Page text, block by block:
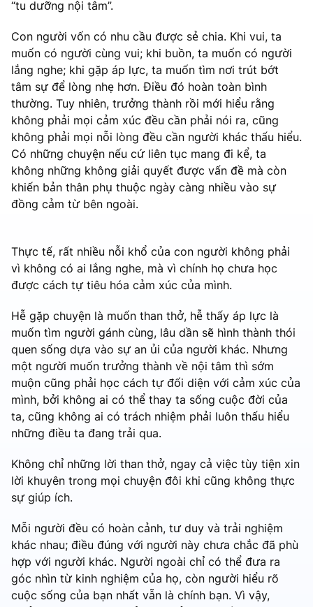
“tu dưỡng nội tâm”.
Con người vốn có nhu cầu được sẻ chia. Khi vui, ta
muốn có người cùng vui; khi buồn, ta muốn có người
lắng nghe; khi gặp áp lực, ta muốn tìm nơi trút bớt
tâm sự để lòng nhẹ hơn. Điều đó hoàn toàn bình
thường. Tuy nhiên, trưởng thành rồi mới hiểu rằng
không phải mọi cảm xúc đều cần phải nói ra, cũng
không phải mọi nỗi lòng đều cần người khác thấu hiểu.
Có những chuyện nếu cứ liên tục mang đi kể, ta
không những không giải quyết được vấn đề mà còn
khiến bản thân phụ thuộc ngày càng nhiều vào sự
đồng cảm từ bên ngoài.
Thực tế, rất nhiều nỗi khổ của con người không phải
vì không có ai lắng nghe, mà vì chính họ chưa học
được cách tự tiêu hóa cảm xúc của mình.
Hễ gặp chuyện là muốn than thở, hễ thấy áp lực là
muốn tìm người gánh cùng, lâu dần sẽ hình thành thói
quen sống dựa vào sự an ủi của người khác. Nhưng
một người muốn trưởng thành về nội tâm thì sớm
muộn cũng phải học cách tự đối diện với cảm xúc của
mình, bởi không ai có thể thay ta sống cuộc đời của
ta, cũng không ai có trách nhiệm phải luôn thấu hiểu
những điều ta đang trải qua.
Không chỉ những lời than thở, ngay cả việc tùy tiện xin
lời khuyên trong mọi chuyện đôi khi cũng không thực
sự giúp ích.
Mỗi người đều có hoàn cảnh, tư duy và trải nghiệm
khác nhau; điều đúng với người này chưa chắc đã phù
hợp với người khác. Người ngoài chỉ có thể đưa ra
góc nhìn từ kinh nghiệm của họ, còn người hiểu rõ
cuộc sống của bạn nhất vẫn là chính bạn. Vì vậy,